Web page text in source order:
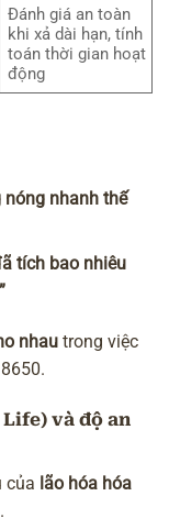
Đánh giá an toàn
khi xả dài hạn, tính
toán thời gian hoạt
động
nóng nhanh thế
tích bao nhiêu
nhau trong việc
và độ an
của lão hóa hóa